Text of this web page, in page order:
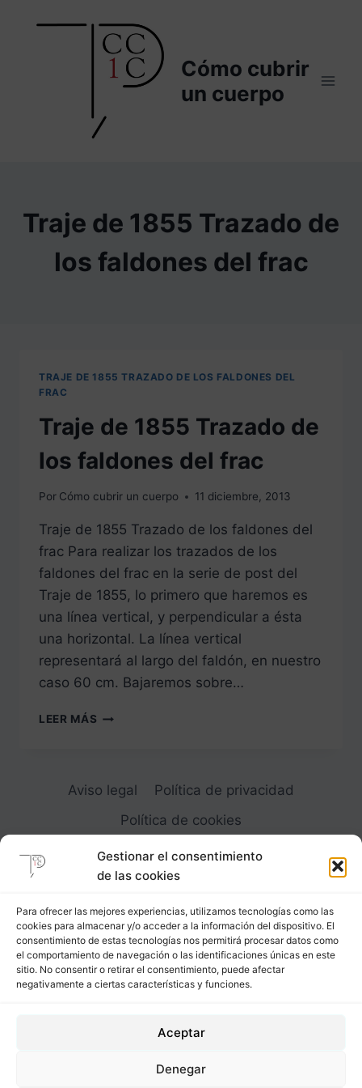
Gestionar el consentimiento
de las cookies
Para ofrecer las mejores experiencias, utilizamos tecnologías como las
cookies para almacenar y/o acceder a la información del dispositivo. El
consentimiento de estas tecnologías nos permitirá procesar datos como
el comportamiento de navegación o las identificaciones únicas en este
sitio. No consentir o retirar el consentimiento, puede afectar
negativamente a ciertas características y funciones.
Aceptar
Denegar
Cómo cubrir
un cuerpo
Traje de 1855 Trazado de
los faldones del frac
TRAJE DE 1855 TRAZADO DE LOS FALDONES DEL
FRAC
Traje de 1855 Trazado de
los faldones del frac
Por Cómo cubrir un cuerpo 11 diciembre, 2013
Traje de 1855 Trazado de los faldones del
frac Para realizar los trazados de los
faldones del frac en la serie de post del
Traje de 1855, lo primero que haremos es
una línea vertical, y perpendicular a ésta
una horizontal. La línea vertical
representará al largo del faldón, en nuestro
caso 60 cm. Bajaremos sobre…
LEER MÁS TRAJE
DE
LOS
FALDONES
DEL
FRAC
Aviso legal
Política de privacidad
Política de cookies
Carrer Provença, 183
08036 - Barcelona (Espana)